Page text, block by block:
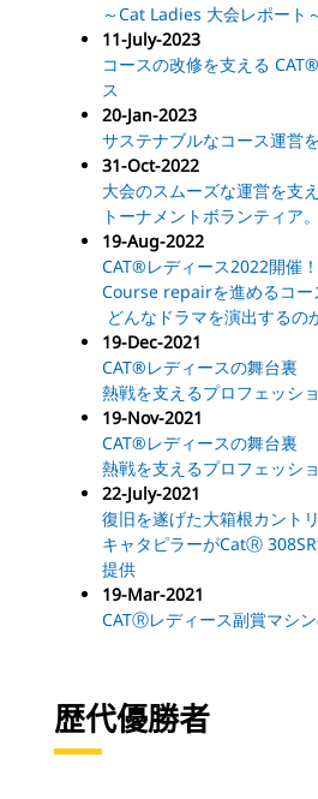
～Cat Ladies 大会レポート
11-July-2023
コースの改修を支える
ス
20-Jan-2023
サステナブルなコース運営を
31-Oct-2022
大会のスムーズな運営を支
トーナメントボランティア。
19-Aug-2022
CAT®レディース2022開催！
Course repairを進めるコー
どんなドラマを演出するの
19-Dec-2021
CAT®レディースの舞台裏
熱戦を支えるプロフェッシ
19-Nov-2021
CAT®レディースの舞台裏
熱戦を支えるプロフェッシ
22-July-2021
復旧を遂げた大箱根カント
キャタピラーがCatⓇ
提供
19-Mar-2021
CATⓇレディース副賞マシ
歴代優勝者